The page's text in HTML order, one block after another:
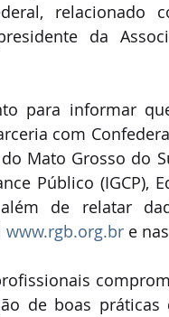
relacionado
da
para informar
com
Mato Grosso do
Público (IGCP),
além de relatar
www.rgb.org.br e
de boas práticas